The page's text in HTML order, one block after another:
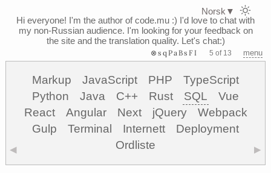
Hi everyone! I'm the author of code.mu :) I'd love to chat with
my non-Russian audience. I'm looking for your feedback on
the site and the translation quality. Let's chat:)
⊗sqPaBsFI 5 of 13 menu
Markup JavaScript PHP
TypeScript
Python
Java C++ Rust SQL
Vue
React
Angular Next jQuery
Webpack
Gulp
Terminal Internett
Deployment
Ordliste
◀ ▶
Norsk ▼